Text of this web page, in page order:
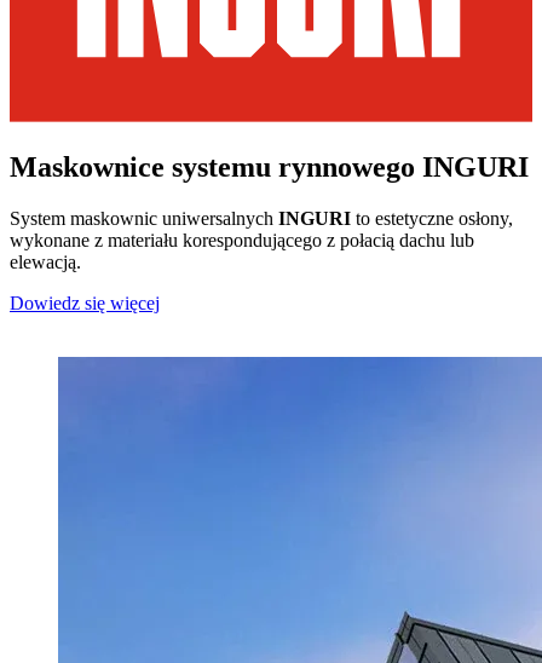
Maskownice systemu rynnowego INGURI
System maskownic uniwersalnych INGURI to estetyczne osłony,
wykonane z materiału korespondującego z połacią dachu lub
elewacją.
Dowiedz się więcej